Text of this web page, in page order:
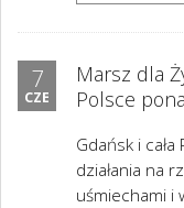
7
CZE
Marsz dla
Polsce
Gdańsk i
działania na
uśmiechami i